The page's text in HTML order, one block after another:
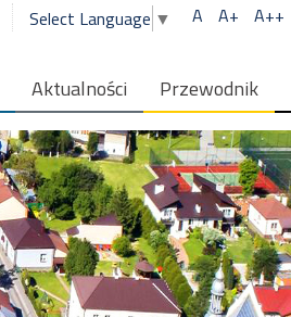
A A+ A++
Select Language ▼
Aktualności Przewodnik